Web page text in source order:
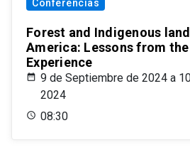
Conferencias
Forest and Indigenous
America: Lessons from
Experience
9 de Septiembre de 2024 a
2024
08:30